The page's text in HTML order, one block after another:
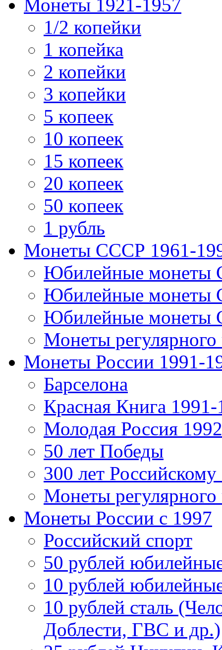
Монеты 1921-1957
1/2 копейки
1 копейка
2 копейки
3 копейки
5 копеек
10 копеек
15 копеек
20 копеек
50 копеек
1 рубль
Монеты СССР 1961-
Юбилейные монеты
Юбилейные
Юбилейные
Монеты
Монеты России 1991-
Барселона
Красная Книга 1991-
Молодая Россия
50 лет Победы
300 лет
Монеты
Монеты России c 1997
Российский спорт
50 рублей
10 рублей
10 рублей сталь
Доблести, ГВС и др.)